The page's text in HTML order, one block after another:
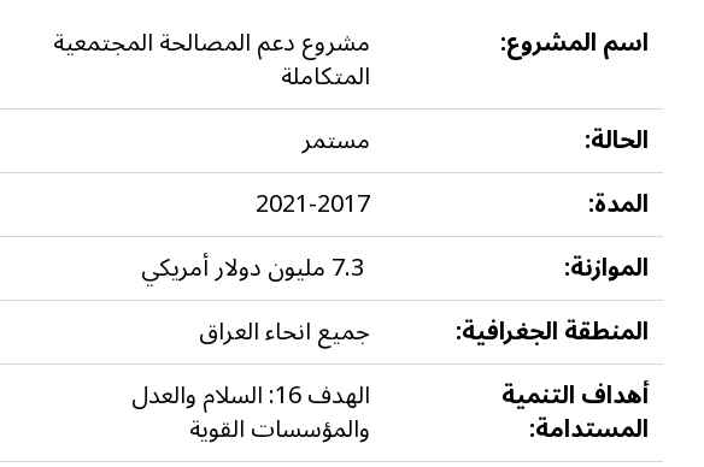
اسم المشروع: مشروع دعم المصالحة المجتمعية
المتكاملة
الحالة:
مستمر
المدة:
2021-2017
الموازنة:
المنطقة الجغرافية:
جميع انحاء العراق
أهداف التنمية
المستدامة:
الهدف 16: السلام والعدل
والمؤسسات القوية